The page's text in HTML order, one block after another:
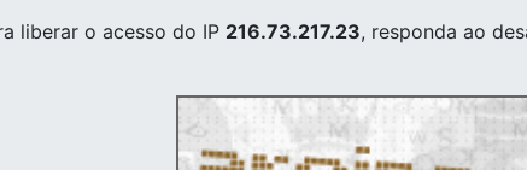
liberar o acesso do IP 216.73.217.23, responda ao